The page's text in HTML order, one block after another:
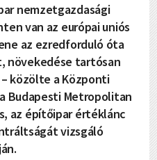
nemzetgazdasági
van az európai uniós
az ezredforduló óta
növekedése tartósan
közölte a Központi
Budapesti Metropolitan
az építőipar értéklánc
vizsgáló